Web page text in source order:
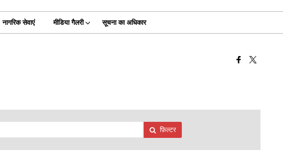
नागरिक सेवाएं मीडिया गैलरी सूचना का अधिकार
फ़िल्टर